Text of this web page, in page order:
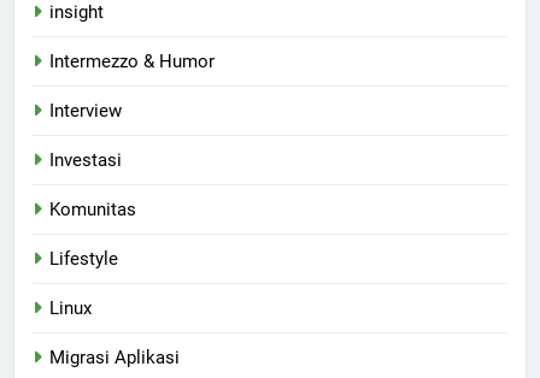
insight
Intermezzo & Humor
Interview
Investasi
Komunitas
Lifestyle
Linux
Migrasi Aplikasi